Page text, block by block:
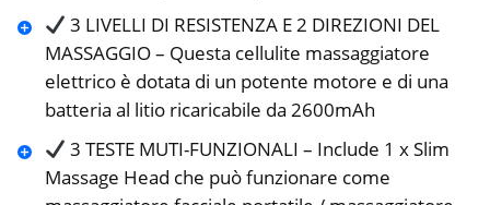
3 LIVELLI DI RESISTENZA E 2 DIREZIONI DEL
MASSAGGIO – Questa cellulite massaggiatore
elettrico è dotata di un potente motore e di una
batteria al litio ricaricabile da 2600mAh
3 TESTE MUTI-FUNZIONALI – Include 1 x Slim
Massage Head che può funzionare come